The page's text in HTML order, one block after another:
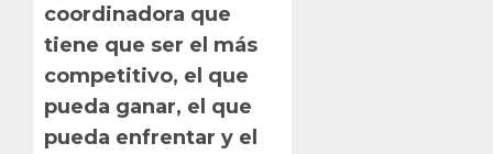
coordinadora que
tiene que ser el más
competitivo, el que
pueda ganar, el que
pueda enfrentar y el